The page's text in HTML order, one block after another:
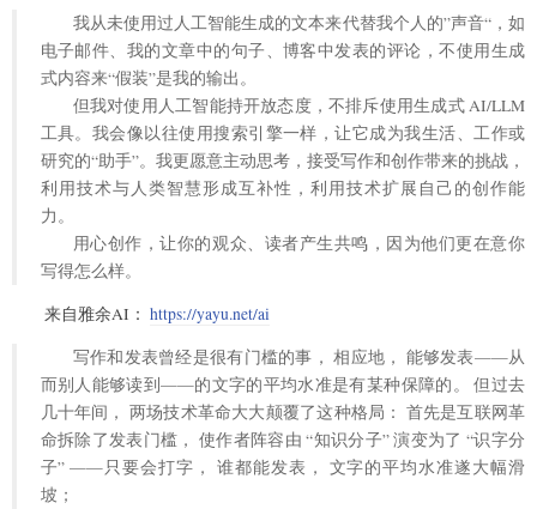
我从未使用过人工智能生成的文本来代替我个人的”声音“，如
电子邮件、我的文章中的句子、博客中发表的评论，不使用生成
式内容来“假装”是我的输出。
但我对使用人工智能持开放态度，不排斥使用生成式 AI/LLM
工具。我会像以往使用搜索引擎一样，让它成为我生活、工作或
研究的“助手”。我更愿意主动思考，接受写作和创作带来的挑战，
利用技术与人类智慧形成互补性，利用技术扩展自己的创作能
力。
用心创作，让你的观众、读者产生共鸣，因为他们更在意你
写得怎么样。
来自雅余AI：https://yayu.net/ai
写作和发表曾经是很有门槛的事， 相应地， 能够发表——从
而别人能够读到——的文字的平均水准是有某种保障的。 但过去
几十年间， 两场技术革命大大颠覆了这种格局： 首先是互联网革
命拆除了发表门槛， 使作者阵容由 “知识分子” 演变为了 “识字分
子” ——只要会打字， 谁都能发表， 文字的平均水准遂大幅滑
坡；